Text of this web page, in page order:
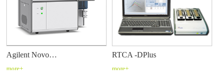
Agilent Novo…
more+
RTCA -DPlus
more+